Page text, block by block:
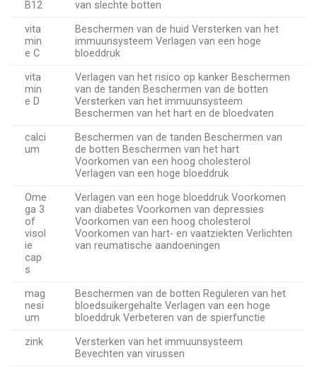
B12
van slechte botten
vita
min
e C
Beschermen van de huid Versterken van het
immuunsysteem Verlagen van een hoge
bloeddruk
vita
min
e D
Verlagen van het risico op kanker Beschermen
van de tanden Beschermen van de botten
Versterken van het immuunsysteem
Beschermen van het hart en de bloedvaten
calci
um
Beschermen van de tanden Beschermen van
de botten Beschermen van het hart
Voorkomen van een hoog cholesterol
Verlagen van een hoge bloeddruk
Ome
ga 3
of
visol
ie
cap
s
Verlagen van een hoge bloeddruk Voorkomen
van diabetes Voorkomen van depressies
Voorkomen van een hoog cholesterol
Voorkomen van hart- en vaatziekten Verlichten
van reumatische aandoeningen
mag
nesi
um
Beschermen van de botten Reguleren van het
bloedsuikergehalte Verlagen van een hoge
bloeddruk Verbeteren van de spierfunctie
zink
Versterken van het immuunsysteem
Bevechten van virussen